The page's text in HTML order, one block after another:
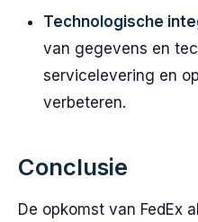
Technologische
van gegevens en
servicelevering en
verbeteren.
Conclusie
De opkomst van FedEx